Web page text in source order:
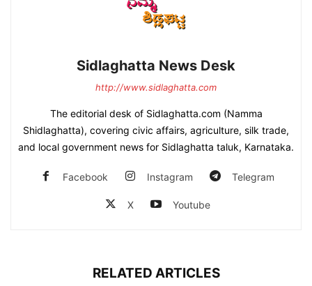
Sidlaghatta News Desk
http://www.sidlaghatta.com
The editorial desk of Sidlaghatta.com (Namma
Shidlaghatta), covering civic affairs, agriculture, silk trade,
and local government news for Sidlaghatta taluk, Karnataka.
Facebook Instagram Telegram
X Youtube
RELATED ARTICLES